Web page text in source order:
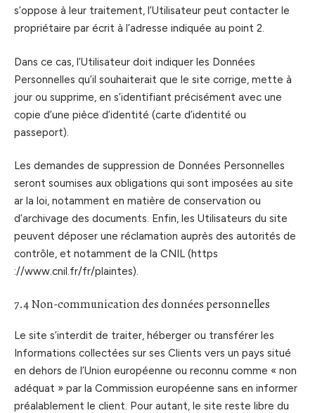
s’oppose à leur traitement, l’Utilisateur peut contacter le
propriétaire par écrit à l’adresse indiquée au point 2.
Dans ce cas, l’Utilisateur doit indiquer les Données
Personnelles qu’il souhaiterait que le site corrige, mette à
jour ou supprime, en s’identifiant précisément avec une
copie d’une pièce d’identité (carte d’identité ou
passeport).
Les demandes de suppression de Données Personnelles
seront soumises aux obligations qui sont imposées au site
ar la loi, notamment en matière de conservation ou
d’archivage des documents. Enfin, les Utilisateurs du site
peuvent déposer une réclamation auprès des autorités de
contrôle, et notamment de la CNIL (https
://www.cnil.fr/fr/plaintes).
7.4 Non-communication des données personnelles
Le site s’interdit de traiter, héberger ou transférer les
Informations collectées sur ses Clients vers un pays situé
en dehors de l’Union européenne ou reconnu comme « non
adéquat » par la Commission européenne sans en informer
préalablement le client. Pour autant, le site reste libre du